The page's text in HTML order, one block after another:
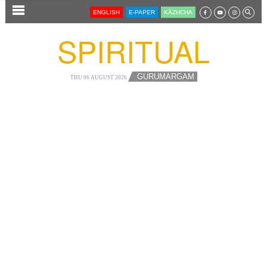
SECTIONS ENGLISH E-PAPER KĀZHCHA
SPIRITUAL
THU 06 AUGUST 2026 GURUMARGAM